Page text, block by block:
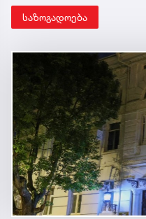
საზოგადოება